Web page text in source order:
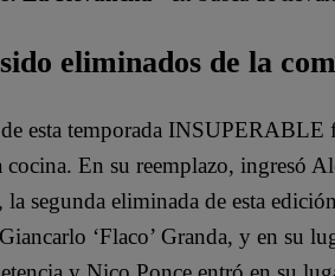
eliminados de la
esta temporada INSUPERABLE
En su reemplazo, ingresó
la segunda eliminada de esta
‘Flaco’ Granda, y en su